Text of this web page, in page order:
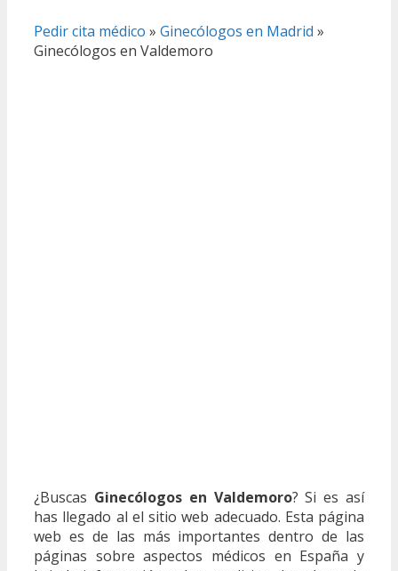
Pedir cita médico » Ginecólogos en Madrid »
Ginecólogos en Valdemoro
¿Buscas Ginecólogos en Valdemoro? Si es así
has llegado al el sitio web adecuado. Esta página
web es de las más importantes dentro de las
páginas sobre aspectos médicos en España y